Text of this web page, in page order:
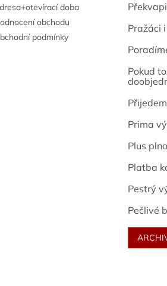
Go Go's
5 hvězdiček.
Kropáček
5 hvězdiček.
doba
obchodu
podmínky
Pražáci
Pokud
Prima
Plus
Platba
Pestrý
Pečlivé